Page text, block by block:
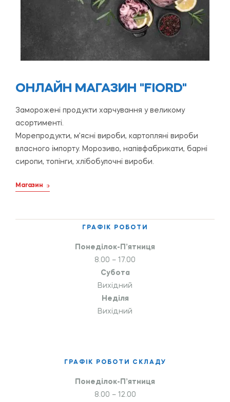
ОНЛАЙН МАГАЗИН "FIORD"
Заморожені продукти харчування у великому
асортименті.
Морепродукти, м’ясні вироби, картопляні вироби
власного імпорту. Морозиво, напівфабрикати, барні
сиропи, топінги, хлібобулочні вироби.
Магазин
ГРАФІК РОБОТИ
Понеділок-П’ятниця
8.00 – 17.00
Субота
Вихідний
Неділя
Вихідний
ГРАФІК РОБОТИ СКЛАДУ
Понеділок-П’ятниця
8.00 – 12.00